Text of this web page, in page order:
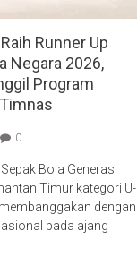
Runner Up
Negara 2026,
Program
0
Bola Generasi
Timur kategori U-
dengan
pada ajang